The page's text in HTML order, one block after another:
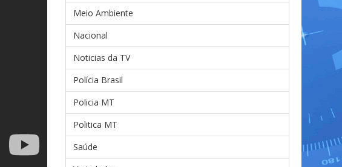
Meio Ambiente
Nacional
Noticias da TV
Polícia Brasil
Policia MT
Politica MT
Saúde